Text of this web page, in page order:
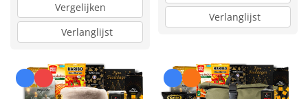
Vergelijken
Verlanglijst
Verlanglijst